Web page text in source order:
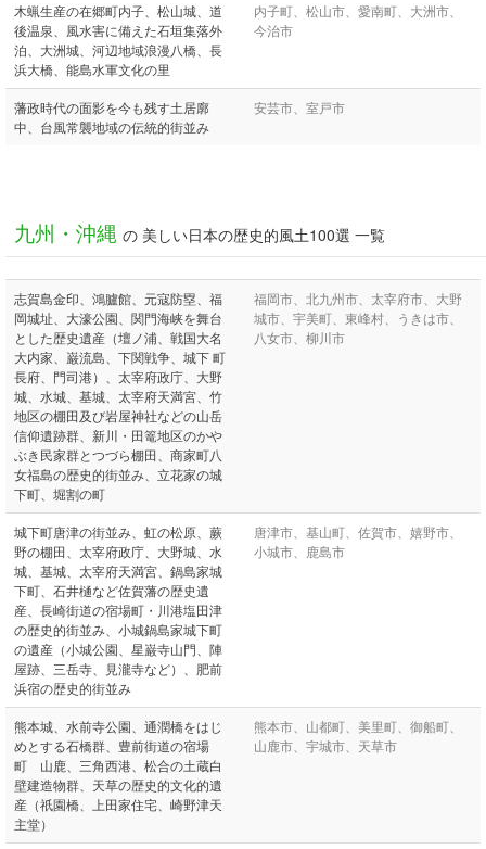
木蝋生産の在郷町内子、松山城、道
後温泉、風水害に備えた石垣集落外
泊、大洲城、河辺地域浪漫八橋、長
浜大橋、能島水軍文化の里
内子町、松山市、愛南町、大洲市、
今治市
藩政時代の面影を今も残す土居廓
中、台風常襲地域の伝統的街並み
安芸市、室戸市
九州・沖縄 の 美しい日本の歴史的風土100選 一覧
志賀島金印、鴻臚館、元寇防塁、福
岡城址、大濠公園、関門海峡を舞台
とした歴史遺産（壇ノ浦、戦国大名
大内家、巌流島、下関戦争、城下 町
長府、門司港）、太宰府政庁、大野
城、水城、基城、太宰府天満宮、竹
地区の棚田及び岩屋神社などの山岳
信仰遺跡群、新川・田篭地区のかや
ぶき民家群とつづら棚田、商家町八
女福島の歴史的街並み、立花家の城
下町、堀割の町
福岡市、北九州市、太宰府市、大野
城市、宇美町、東峰村、うきは市、
八女市、柳川市
城下町唐津の街並み、虹の松原、蕨
野の棚田、太宰府政庁、大野城、水
城、基城、太宰府天満宮、鍋島家城
下町、石井樋など佐賀藩の歴史遺
産、長崎街道の宿場町・川港塩田津
の歴史的街並み、小城鍋島家城下町
の遺産（小城公園、星巌寺山門、陣
屋跡、三岳寺、見瀧寺など）、肥前
浜宿の歴史的街並み
唐津市、基山町、佐賀市、嬉野市、
小城市、鹿島市
熊本城、水前寺公園、通潤橋をはじ
めとする石橋群、豊前街道の宿場
町 山鹿、三角西港、松合の土蔵白
壁建造物群、天草の歴史的文化的遺
産（祇園橋、上田家住宅、崎野津天
主堂）
熊本市、山都町、美里町、御船町、
山鹿市、宇城市、天草市